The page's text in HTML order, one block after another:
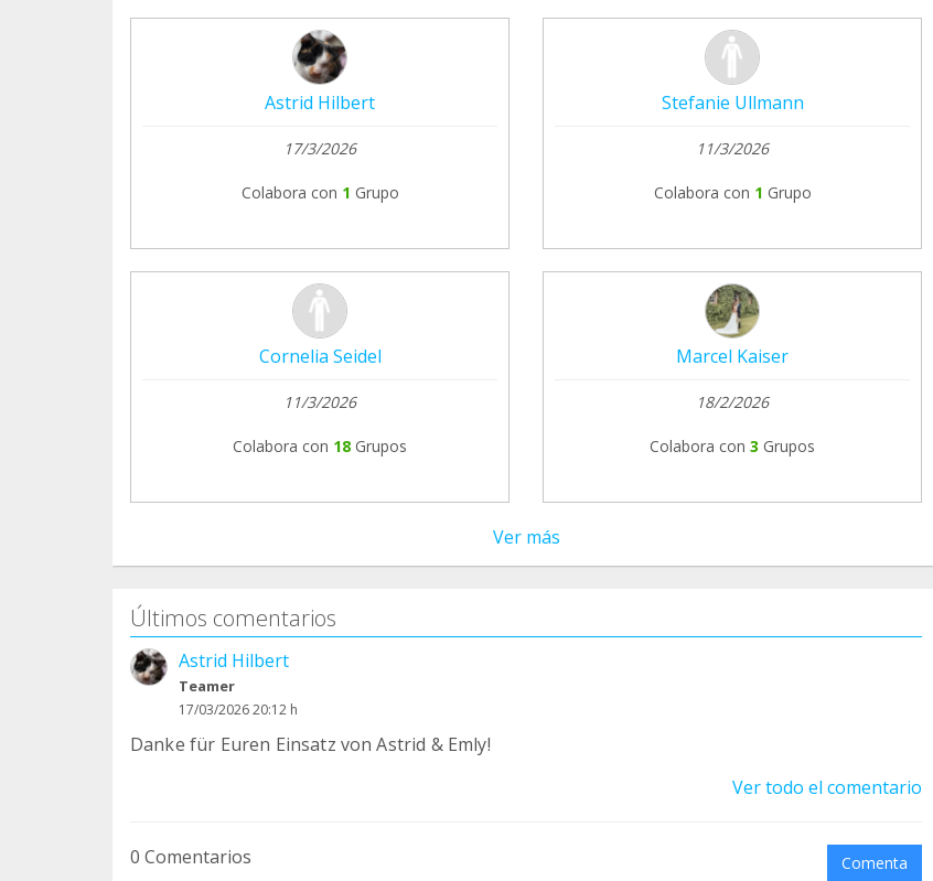
Astrid Hilbert
17/3/2026
Colabora con 1 Grupo
Stefanie Ullmann
11/3/2026
Colabora con 1 Grupo
Cornelia Seidel
11/3/2026
Colabora con 18 Grupos
Marcel Kaiser
18/2/2026
Colabora con 3 Grupos
Ver más
Últimos comentarios
Astrid Hilbert
Teamer
17/03/2026 20:12 h
Danke für Euren Einsatz von Astrid & Emly!
Ver todo el comentario
0 Comentarios Comenta